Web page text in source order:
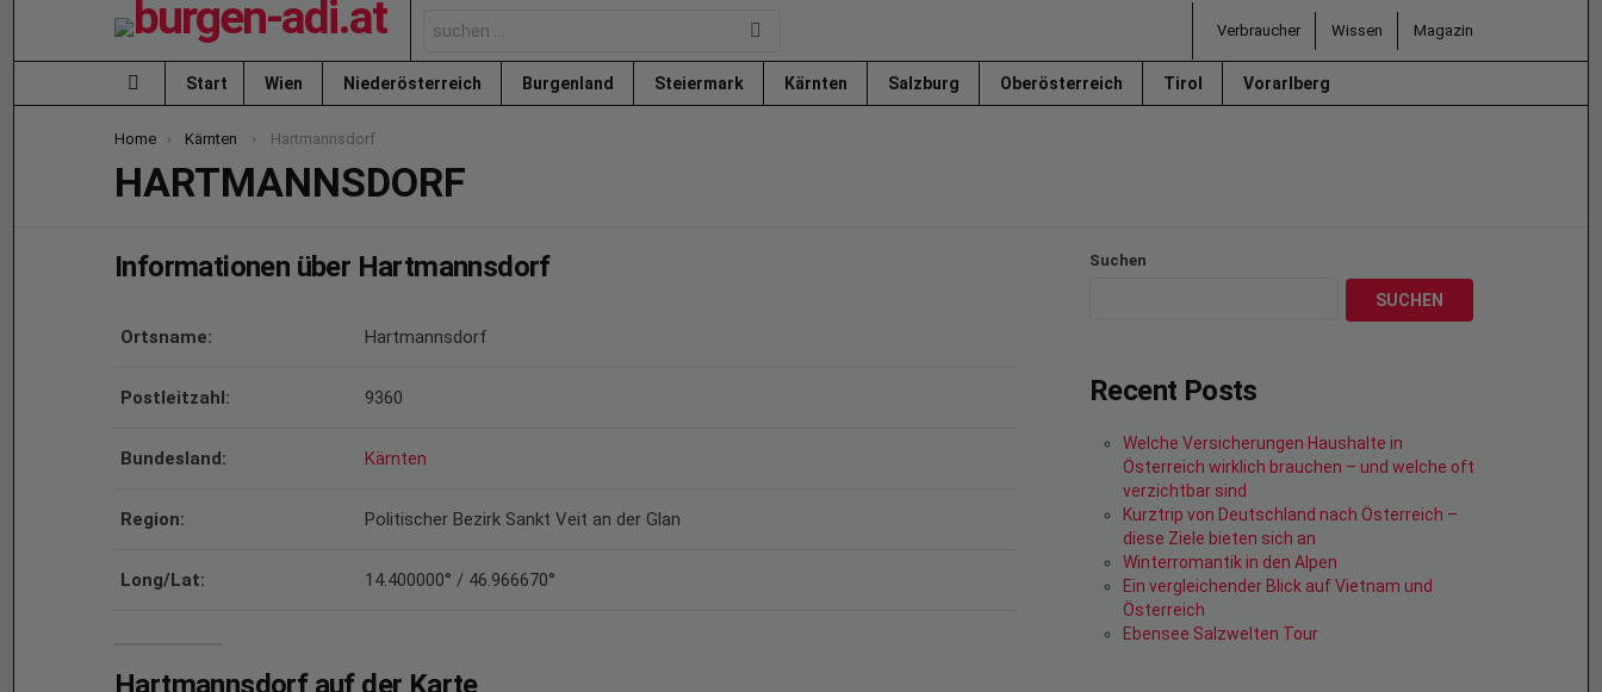
for:
Verbraucher Wissen Magazin
Menu
Start Wien Niederösterreich Burgenland Steiermark Kärnten Salzburg Oberösterreich Tirol Vorarlberg
You are here:
Home Kärnten Hartmannsdorf
HARTMANNSDORF
Informationen über Hartmannsdorf
Ortsname: Hartmannsdorf
Postleitzahl: 9360
Bundesland: Kärnten
Region: Politischer Bezirk Sankt Veit an der Glan
Long/Lat: 14.400000° / 46.966670°
Hartmannsdorf auf der Karte
Suchen
SUCHEN
Recent Posts
Welche Versicherungen Haushalte in
Österreich wirklich brauchen – und welche oft
verzichtbar sind
Kurztrip von Deutschland nach Österreich –
diese Ziele bieten sich an
Winterromantik in den Alpen
Ein vergleichender Blick auf Vietnam und
Österreich
Ebensee Salzwelten Tour